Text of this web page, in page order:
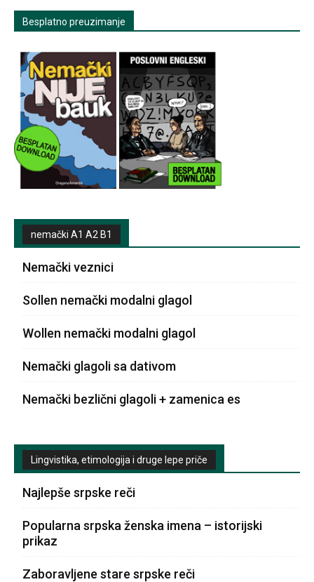
Besplatno preuzimanje
nemački A1 A2 B1
Nemački veznici
Sollen nemački modalni glagol
Wollen nemački modalni glagol
Nemački glagoli sa dativom
Nemački bezlični glagoli + zamenica es
Lingvistika, etimologija i druge lepe priče
Najlepše srpske reči
Popularna srpska ženska imena – istorijski
prikaz
Zaboravljene stare srpske reči